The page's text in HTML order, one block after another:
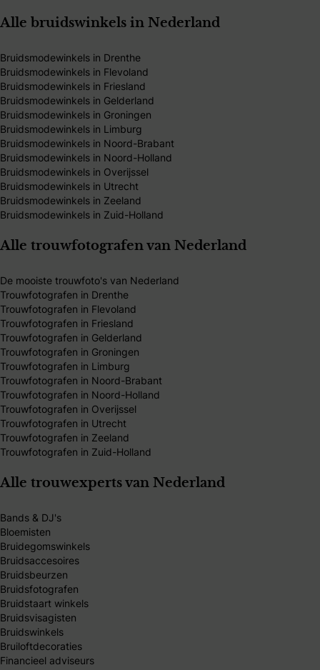
Alle bruidswinkels in Nederland
Bruidsmodewinkels in Drenthe
Bruidsmodewinkels in Flevoland
Bruidsmodewinkels in Friesland
Bruidsmodewinkels in Gelderland
Bruidsmodewinkels in Groningen
Bruidsmodewinkels in Limburg
Bruidsmodewinkels in Noord-Brabant
Bruidsmodewinkels in Noord-Holland
Bruidsmodewinkels in Overijssel
Bruidsmodewinkels in Utrecht
Bruidsmodewinkels in Zeeland
Bruidsmodewinkels in Zuid-Holland
Alle trouwfotografen van Nederland
De mooiste trouwfoto's van Nederland
Trouwfotografen in Drenthe
Trouwfotografen in Flevoland
Trouwfotografen in Friesland
Trouwfotografen in Gelderland
Trouwfotografen in Groningen
Trouwfotografen in Limburg
Trouwfotografen in Noord-Brabant
Trouwfotografen in Noord-Holland
Trouwfotografen in Overijssel
Trouwfotografen in Utrecht
Trouwfotografen in Zeeland
Trouwfotografen in Zuid-Holland
Alle trouwexperts van Nederland
Bands & DJ's
Bloemisten
Bruidegomswinkels
Bruidsaccesoires
Bruidsbeurzen
Bruidsfotografen
Bruidstaart winkels
Bruidsvisagisten
Bruidswinkels
Bruiloftdecoraties
Financieel adviseurs